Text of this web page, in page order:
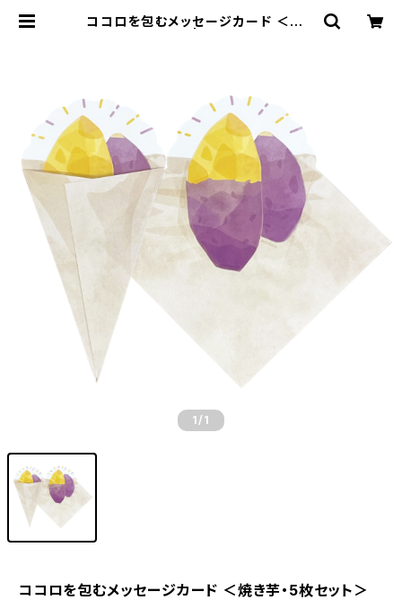
ココロを包むメッセージカード ＜焼き
1 /1
ココロを包むメッセージカード ＜焼き芋・5枚セット＞